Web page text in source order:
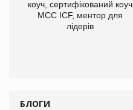
коуч, сертифікований коуч
МСС ICF, ментор для
лідерів
БЛОГИ